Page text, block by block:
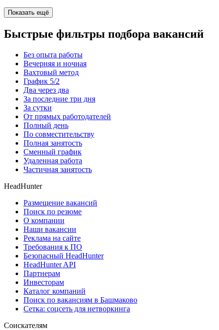
Показать ещё
Быстрые фильтры подбора вакансий
Без опыта работы
Вечерняя и ночная
Вахтовый метод
График 5/2
Два через два
За последние три дня
За сутки
От прямых работодателей
Полный день
По совместительству
Полная занятость
Сменный график
Удаленная работа
Частичная занятость
HeadHunter
Размещение вакансий
Поиск по резюме
О компании
Наши вакансии
Реклама на сайте
Требования к ПО
Безопасный HeadHunter
HeadHunter API
Партнерам
Инвесторам
Каталог компаний
Поиск по вакансиям в Башмаково
Сетка: соцсеть для нетворкинга
Соискателям